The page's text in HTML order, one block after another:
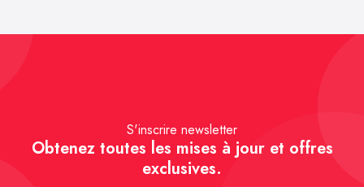
S'inscrire newsletter
Obtenez toutes les mises à jour et offres
exclusives.